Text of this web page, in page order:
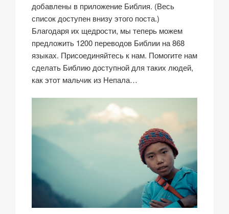
добавлены в приложение Библия. (Весь
список доступен внизу этого поста.)
Благодаря их щедрости, мы теперь можем
предложить 1200 переводов Библии на 868
языках. Присоединяйтесь к нам. Помогите нам
сделать Библию доступной для таких людей,
как этот мальчик из Непала…